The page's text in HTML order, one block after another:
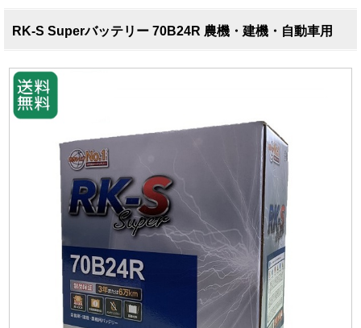
RK-S Superバッテリー 70B24R 農機・建機・自動車用